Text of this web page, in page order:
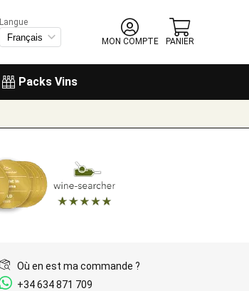
Packs Vins
Langue
MON COMPTE
PANIER
Où en est ma commande ?
+34 634 871 709